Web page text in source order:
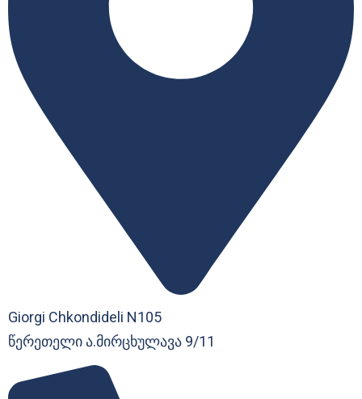
Giorgi Chkondideli N105
წერეთელი ა.მირცხულავა 9/11